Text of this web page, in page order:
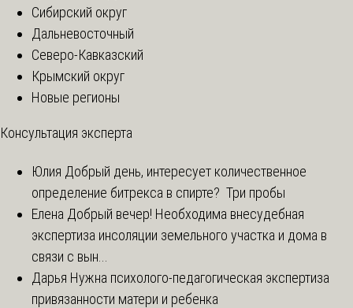
Сибирский округ
Дальневосточный
Северо-Кавказский
Крымский округ
Новые регионы
Консультация эксперта
Юлия Добрый день, интересует количественное
определение битрекса в спирте? Три пробы
Елена Добрый вечер! Необходима внесудебная
экспертиза инсоляции земельного участка и дома в
связи с вын...
Дарья Нужна психолого-педагогическая экспертиза
привязанности матери и ребенка